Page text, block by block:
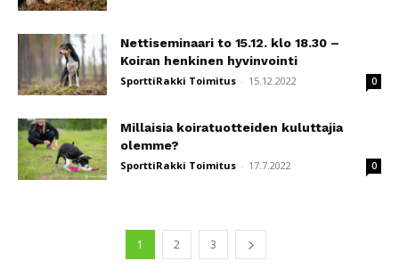
Nettiseminaari to 15.12. klo 18.30 –
Koiran henkinen hyvinvointi
SporttiRakki Toimitus - 15.12.2022 0
Millaisia koiratuotteiden kuluttajia
olemme?
SporttiRakki Toimitus - 17.7.2022 0
1 2 3